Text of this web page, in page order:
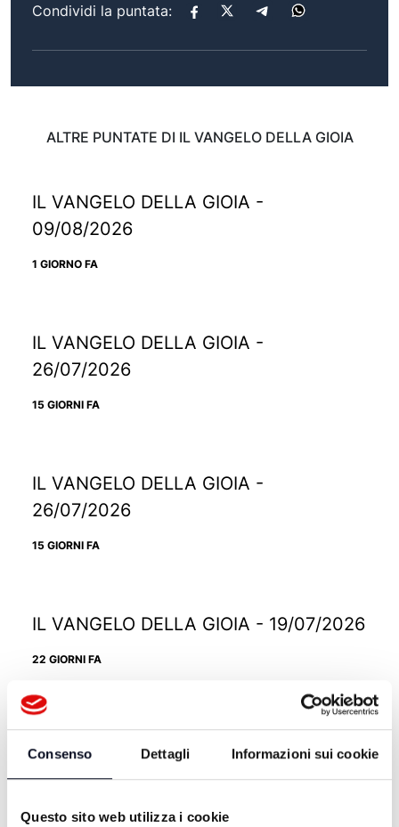
Consenso Dettagli Informazioni sui cookie
Questo sito web utilizza i cookie
Condividi la puntata:
ALTRE PUNTATE DI IL VANGELO DELLA GIOIA
IL VANGELO DELLA GIOIA -
09/08/2026
1 GIORNO FA
IL VANGELO DELLA GIOIA -
26/07/2026
15 GIORNI FA
IL VANGELO DELLA GIOIA -
26/07/2026
15 GIORNI FA
IL VANGELO DELLA GIOIA - 19/07/2026
22 GIORNI FA